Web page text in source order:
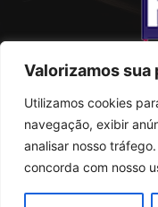
Valorizamos sua
Utilizamos cookies
navegação, exibir
analisar nosso
concorda com nosso
Rua